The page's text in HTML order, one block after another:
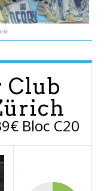
Club
Bloc C20